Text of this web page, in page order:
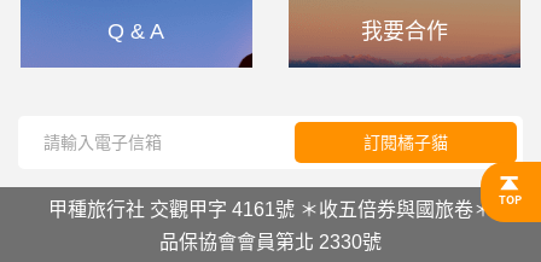
Q & A 我要合作
訂閱橘子貓
甲種旅行社 交觀甲字 4161號 ＊收五倍券與國旅卷＊
品保協會會員第北 2330號